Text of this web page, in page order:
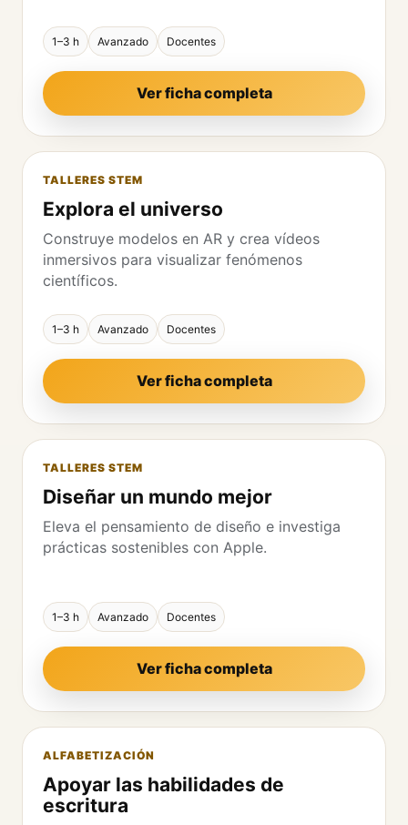
1–3 h Avanzado Docentes
Ver ficha completa
TALLERES STEM
Explora el universo
Construye modelos en AR y crea vídeos
inmersivos para visualizar fenómenos
científicos.
1–3 h Avanzado Docentes
Ver ficha completa
TALLERES STEM
Diseñar un mundo mejor
Eleva el pensamiento de diseño e investiga
prácticas sostenibles con Apple.
1–3 h Avanzado Docentes
Ver ficha completa
ALFABETIZACIÓN
Apoyar las habilidades de
escritura